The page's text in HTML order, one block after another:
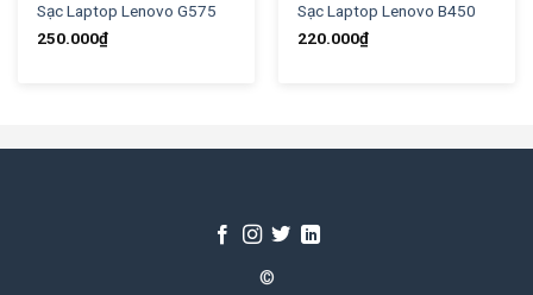
Sạc Laptop Lenovo G575
250.000₫
Sạc Laptop Lenovo B450
220.000₫
©